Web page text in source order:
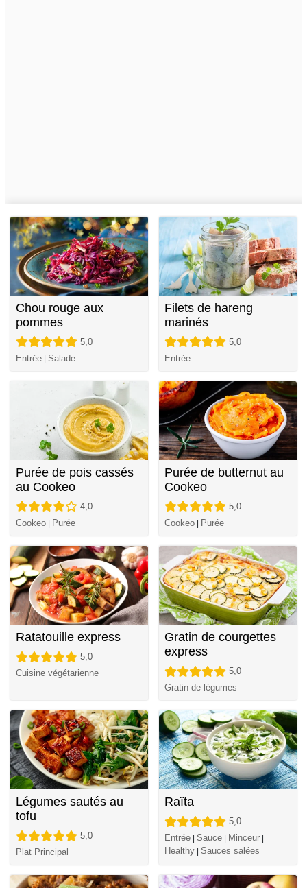
Chou rouge aux
pommes
5,0
Entrée | Salade
Filets de hareng
marinés
5,0
Entrée
Purée de pois cassés
au Cookeo
4,0
Cookeo
Purée
Purée de butternut au
Cookeo
5,0
Cookeo
Purée
Ratatouille express
5,0
Cuisine végétarienne
Gratin de courgettes
express
5,0
Gratin de légumes
Légumes sautés au
tofu
5,0
Plat Principal
Raïta
5,0
Entrée Sauce Minceur
Healthy Sauces salées